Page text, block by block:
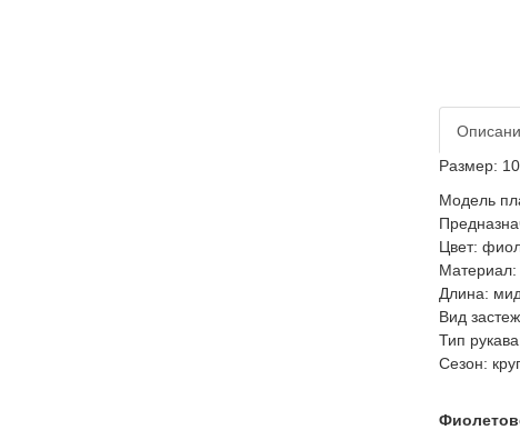
Размер:
Модель
Цвет:
Материал:
Длина:
Вид
Тип
Сезон: